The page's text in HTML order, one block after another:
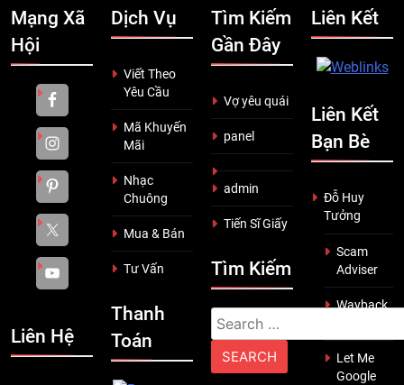
Mạng Xã
Hội
Liên Hệ
Dịch Vụ
Viết Theo
Yêu Cầu
Mã Khuyến
Mãi
Nhạc
Chuông
Mua & Bán
Tư Vấn
Thanh
Toán
Tìm Kiếm
Gần Đây
Vợ yêu quái
panel
admin
Tiến Sĩ Giấy
Tìm Kiếm
Search
for:
Liên Kết
Liên Kết
Bạn Bè
Đỗ Huy
Tưởng
Scam
Adviser
Wayback
Let Me
Google